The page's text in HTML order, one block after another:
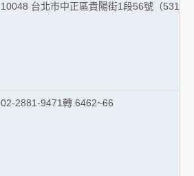
10048 台北市中正區貴陽街1段56號（5315
02-2881-9471轉 6462~66